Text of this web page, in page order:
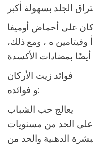
على أحماض أوميغا
وفيتامين ه ، ومع ذلك،
فوائد زيت الأركان
و فوائده:
يعالج حب الشباب
الحد من مستويات
الدهنية والحد من